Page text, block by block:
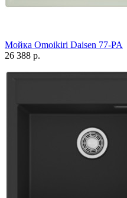
Мойка Omoikiri Daisen 77-PA
26 388 р.